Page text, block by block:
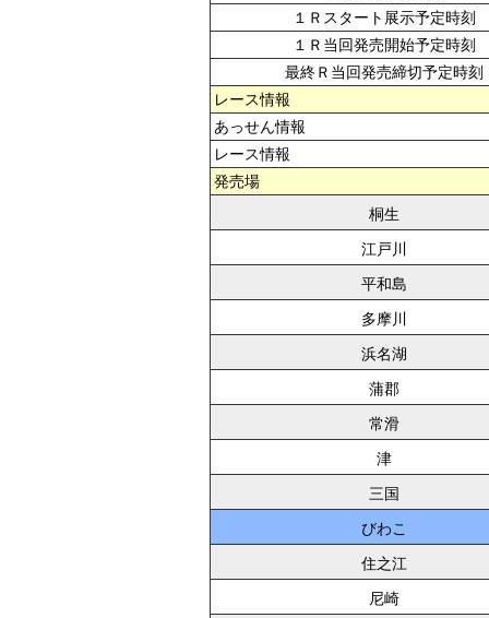
１Ｒスタート展示予定時刻
１Ｒ当回発売開始予定時刻
最終Ｒ当回発売締切予定時刻
レース情報
あっせん情報
レース情報
発売場
桐生
江戸川
平和島
多摩川
浜名湖
蒲郡
常滑
津
三国
びわこ
住之江
尼崎